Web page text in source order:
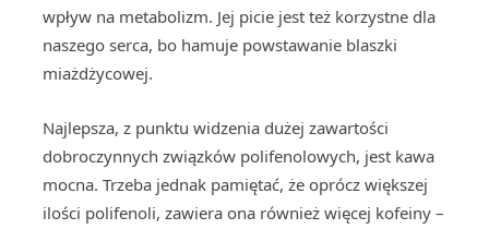
wpływ na metabolizm. Jej picie jest też korzystne dla
naszego serca, bo hamuje powstawanie blaszki
miażdżycowej.
Najlepsza, z punktu widzenia dużej zawartości
dobroczynnych związków polifenolowych, jest kawa
mocna. Trzeba jednak pamiętać, że oprócz większej
ilości polifenoli, zawiera ona również więcej kofeiny –